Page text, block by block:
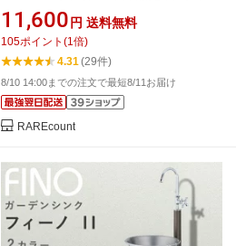
り 堅めのシンク(304厚みプラス61)
11,600 円 送料無料
105ポイント (1倍)
4.31(29件)
8/10 14:00までの注文で最短8/11お届け
RAREcount